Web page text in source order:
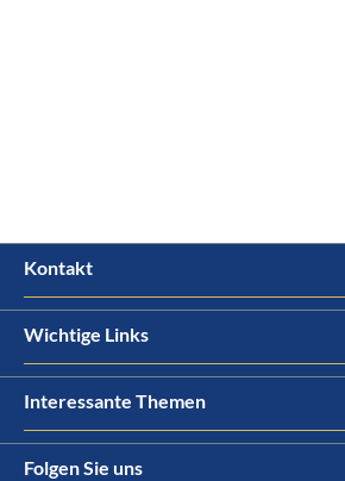
Kontakt
Wichtige Links
Interessante Themen
Folgen Sie uns